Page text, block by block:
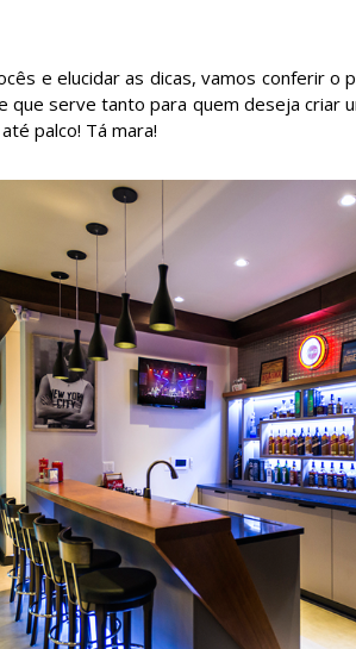
e elucidar as dicas, vamos conferir
que serve tanto para quem deseja criar
palco! Tá mara!